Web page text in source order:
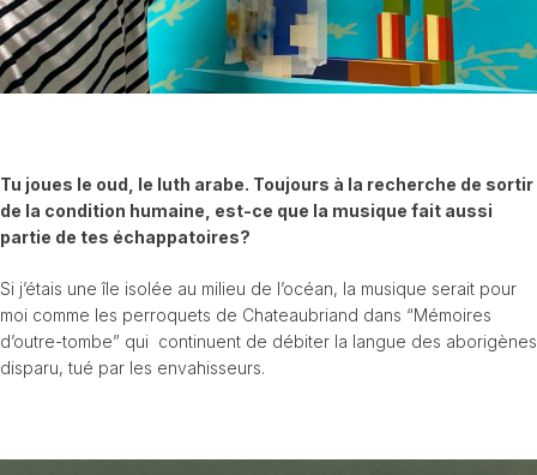
Tu joues le oud, le luth arabe. Toujours à la recherche de sortir
de la condition humaine, est-ce que la musique fait aussi
partie de tes échappatoires?
Si j’étais une île isolée au milieu de l’océan, la musique serait pour
moi comme les perroquets de Chateaubriand dans “Mémoires
d’outre-tombe” qui continuent de débiter la langue des aborigènes
disparu, tué par les envahisseurs.